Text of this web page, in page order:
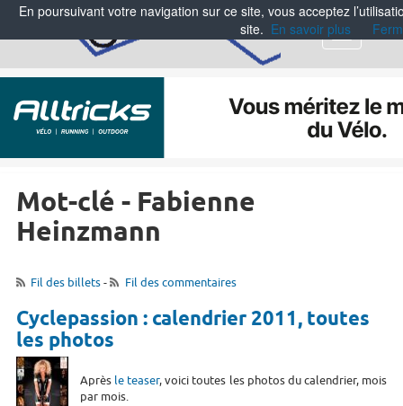
Menu
Mot-clé - Fabienne
Heinzmann
Fil des billets- Fil des commentaires
Cyclepassion : calendrier 2011, toutes
les photos
Après le teaser, voici toutes les photos du calendrier, mois
par mois.
En poursuivant votre navigation sur ce site, vous acceptez
site. En savoir plus